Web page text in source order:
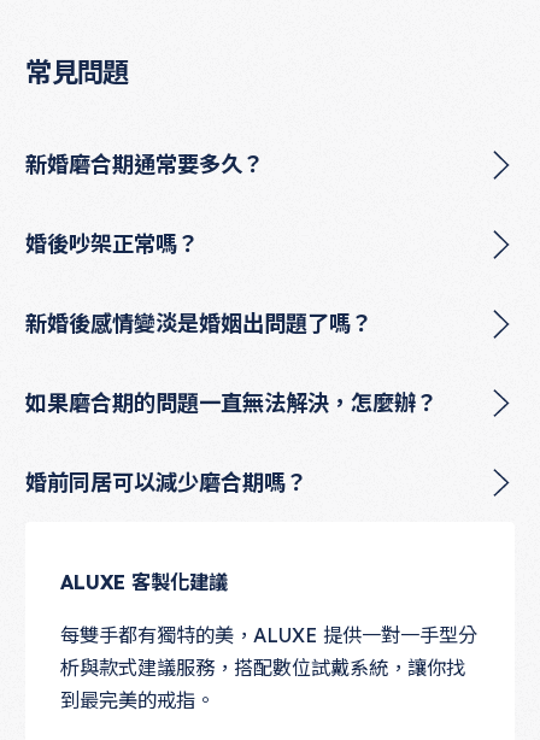
常見問題
新婚磨合期通常要多久？
婚後吵架正常嗎？
新婚後感情變淡是婚姻出問題了嗎？
如果磨合期的問題一直無法解決，怎麼辦？
婚前同居可以減少磨合期嗎？
ALUXE 客製化建議
每雙手都有獨特的美，ALUXE 提供一對一手型分
析與款式建議服務，搭配數位試戴系統，讓你找
到最完美的戒指。